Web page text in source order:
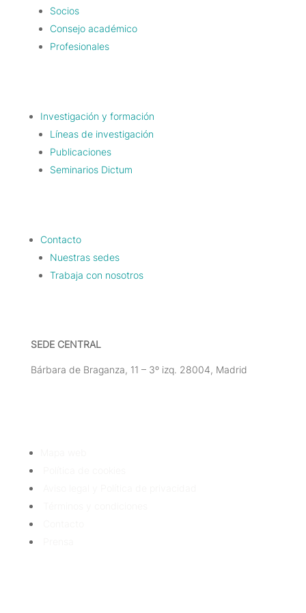
Socios
Consejo académico
Profesionales
Investigación y formación
Líneas de investigación
Publicaciones
Seminarios Dictum
Contacto
Nuestras sedes
Trabaja con nosotros
SEDE CENTRAL
Bárbara de Braganza, 11 – 3º izq. 28004, Madrid